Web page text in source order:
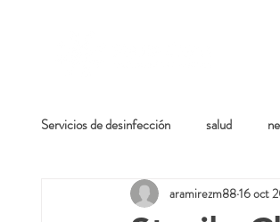
Servicios de desinfección salud
aramirezm8816 oct